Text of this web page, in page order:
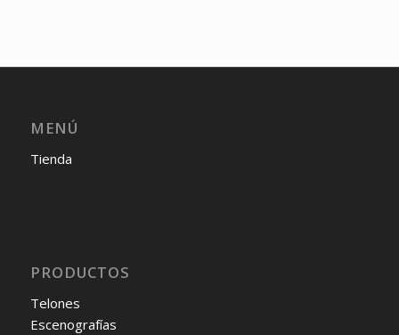
MENÚ
Tienda
PRODUCTOS
Telones
Escenografías